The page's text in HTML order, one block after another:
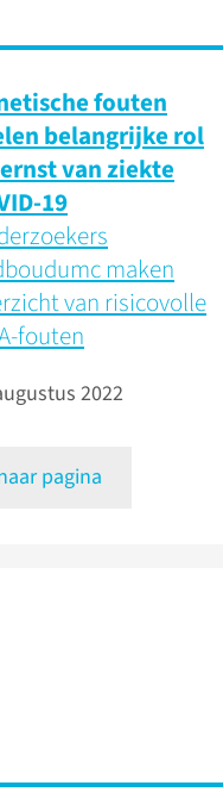
fouten
belangrijke rol
van ziekte
19
maken
van risicovolle
fouten
2022
pagina